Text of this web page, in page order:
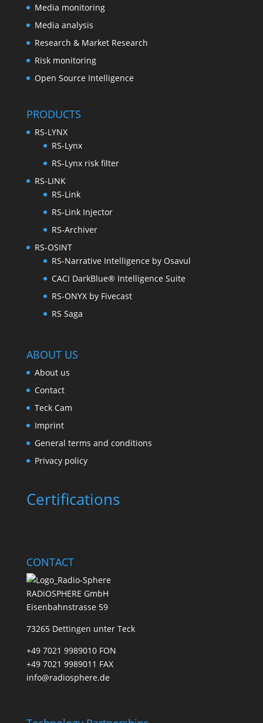
Media monitoring
Media analysis
Research & Market Research
Risk monitoring
Open Source Intelligence
PRODUCTS
RS-LYNX
RS-Lynx
RS-Lynx risk filter
RS-LINK
RS-Link
RS-Link Injector
RS-Archiver
RS-OSINT
RS-Narrative Intelligence by Osavul
CACI DarkBlue® Intelligence Suite
RS-ONYX by Fivecast
RS Saga
ABOUT US
About us
Contact
Teck Cam
Imprint
General terms and conditions
Privacy policy
Certifications
CONTACT
RADiOSPHERE GmbH
Eisenbahnstrasse 59
73265 Dettingen unter Teck
+49 7021 9989010 FON
+49 7021 9989011 FAX
info@radiosphere.de